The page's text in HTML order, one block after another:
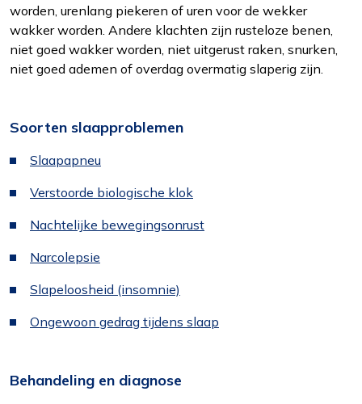
Functioneel
bekijken.
worden, urenlang piekeren of uren voor de wekker
wakker worden. Andere klachten zijn rusteloze benen,
niet goed wakker worden, niet uitgerust raken, snurken,
niet goed ademen of overdag overmatig slaperig zijn.
Soorten slaapproblemen
Slaapapneu
Verstoorde biologische klok
Nachtelijke bewegingsonrust
Narcolepsie
Slapeloosheid (insomnie)
Ongewoon gedrag tijdens slaap
Behandeling en diagnose